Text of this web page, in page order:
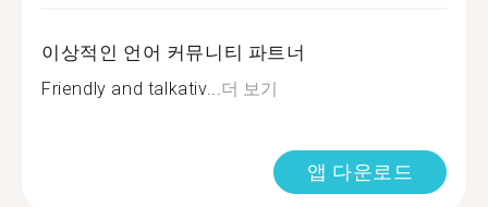
이상적인 언어 커뮤니티 파트너
Friendly and talkativ...더 보기
앱 다운로드